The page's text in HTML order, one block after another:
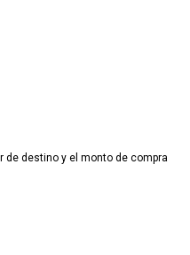
de destino y el monto de compra